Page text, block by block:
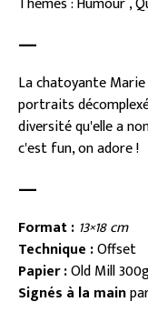
—
La chatoyante
portraits
diversité qu'elle a
c'est fun, on adore !
—
Format : 13×18 cm
Technique :Offset
Papier :Old Mill
Signés à la main